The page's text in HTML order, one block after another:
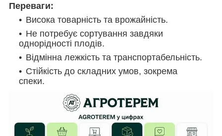
Переваги:
Висока товарність та врожайність.
Не потребує сортування завдяки
однорідності плодів.
Відмінна лежкість та транспортабельність.
Стійкість до складних умов, зокрема
спеки.